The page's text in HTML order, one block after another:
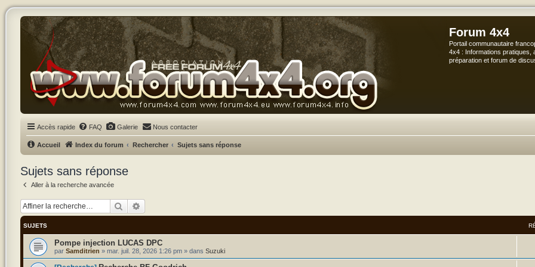
Forum 4x4
Portail communautaire
4x4 : Informations pratiques,
préparation et forum de
Accès rapide FAQ Galerie Nous contacter
Accueil Index du forum Rechercher Sujets sans réponse
Sujets sans réponse
Aller à la recherche avancée
Rechercher
SUJETS
Pompe injection LUCAS DPC
par Samditrien » mar. juil. 28, 2026 1:26 pm» dans Suzuki